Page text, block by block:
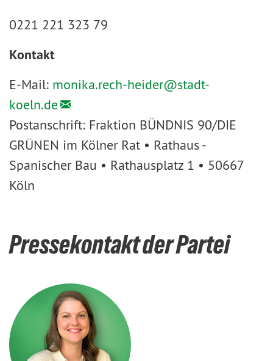
0221 221 323 79
Kontakt
E-Mail: monika.rech-heider@stadt-
koeln.de
Postanschrift: Fraktion BÜNDNIS 90/DIE
GRÜNEN im Kölner Rat • Rathaus -
Spanischer Bau • Rathausplatz 1 • 50667
Köln
Pressekontakt der Partei